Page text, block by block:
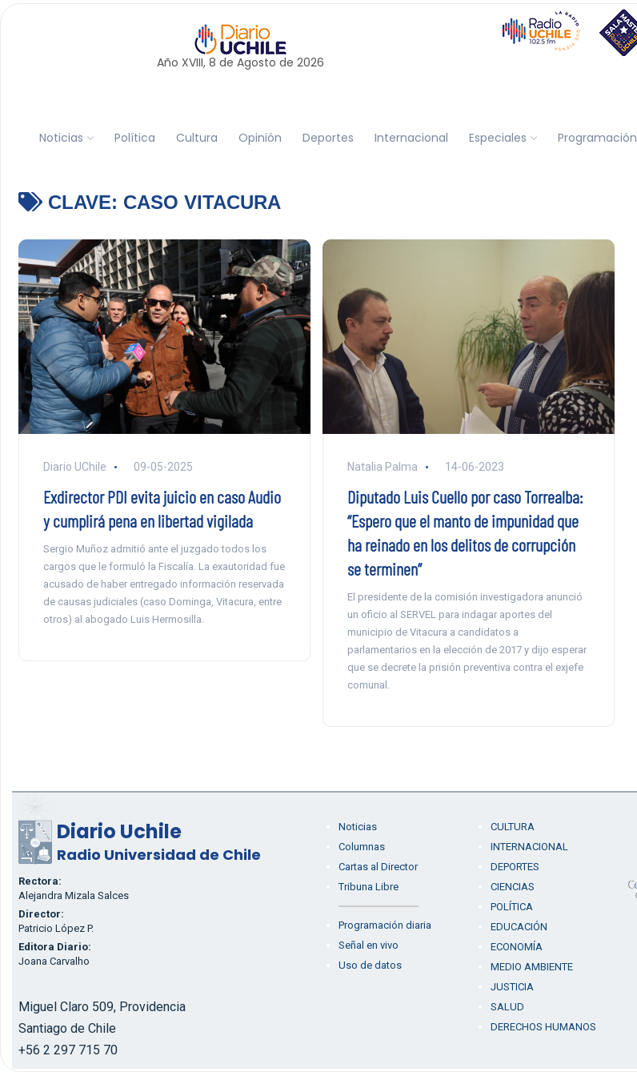
Año XVIII, 8 de Agosto de 2026
Noticias Política Cultura Opinión Deportes Internacional Especiales Programación
CLAVE: CASO VITACURA
Diario UChile 09-05-2025
Exdirector PDI evita juicio en caso Audio
y cumplirá pena en libertad vigilada
Sergio Muñoz admitió ante el juzgado todos los
cargos que le formuló la Fiscalía. La exautoridad fue
acusado de haber entregado información reservada
de causas judiciales (caso Dominga, Vitacura, entre
otros) al abogado Luis Hermosilla.
Natalia Palma 14-06-2023
Diputado Luis Cuello por caso Torrealba:
“Espero que el manto de impunidad que
ha reinado en los delitos de corrupción
se terminen”
El presidente de la comisión investigadora anunció
un oficio al SERVEL para indagar aportes del
municipio de Vitacura a candidatos a
parlamentarios en la elección de 2017 y dijo esperar
que se decrete la prisión preventiva contra el exjefe
comunal.
Diario Uchile
Radio Universidad de Chile
Rectora:
Alejandra Mizala Salces
Director:
Patricio López P.
Editora Diario:
Joana Carvalho
Miguel Claro 509, Providencia
Santiago de Chile
+56 2 297 715 70
Noticias
Columnas
Cartas al Director
Tribuna Libre
Programación diaria
Señal en vivo
Uso de datos
CULTURA
INTERNACIONAL
DEPORTES
CIENCIAS
POLÍTICA
EDUCACIÓN
ECONOMÍA
MEDIO AMBIENTE
JUSTICIA
SALUD
DERECHOS HUMANOS